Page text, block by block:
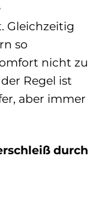
Gleichzeitig
so
nicht zu
Regel ist
aber immer
durch